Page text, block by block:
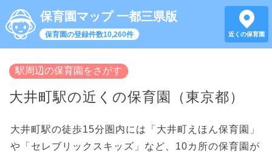
保育園マップ 一都三県版
保育園の登録件数10,260件 近くの保育園
駅周辺の保育園をさがす
大井町駅の近くの保育園（東京都）
大井町駅の徒歩15分圏内には「大井町えほん保育園」
や「セレブリックスキッズ」など、10カ所の保育園が